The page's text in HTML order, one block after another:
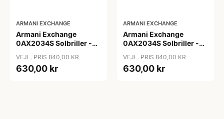
ARMANI EXCHANGE
Armani Exchange
0AX2034S Solbriller -
VEJL. PRIS 840,00 KR
630,00 kr
ARMANI EXCHANGE
Armani Exchange
0AX2034S Solbriller -
VEJL. PRIS 840,00 KR
630,00 kr